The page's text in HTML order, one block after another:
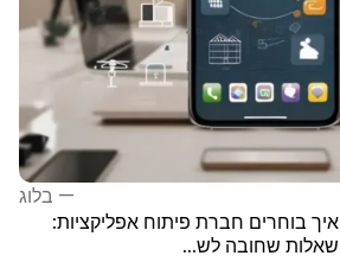
— בלוג
איך בוחרים חברת פיתוח אפליקציות:
שאלות שחובה לש...